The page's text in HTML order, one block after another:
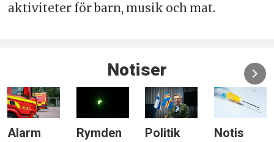
aktiviteter för barn, musik och mat.
Notiser
Alarm Rymden Politik Notis